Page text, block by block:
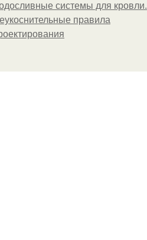
системы для кровли.
правила